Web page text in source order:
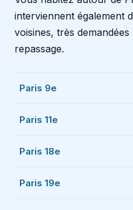
interviennent également
voisines, très
repassage.
Paris 9e
Paris 11e
Paris 18e
Paris 19e